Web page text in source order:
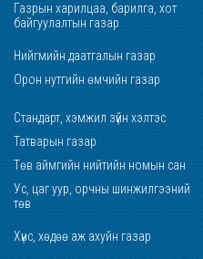
Газрын харилцаа, барилга, хот
байгуулалтын газар
Нийгмийн даатгалын газар
Орон нутгийн өмчийн газар
Стандарт, хэмжил зүйн хэлтэс
Татварын газар
Төв аймгийн нийтийн номын сан
Ус, цаг уур, орчны шинжилгээний
төв
Хүнс, хөдөө аж ахуйн газар